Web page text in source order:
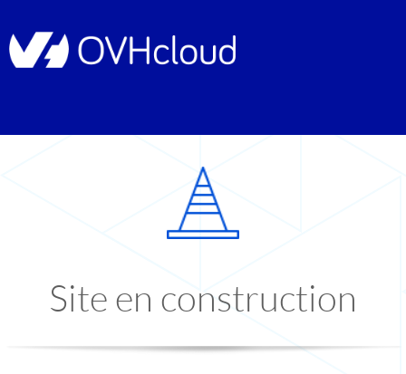
Site en construction